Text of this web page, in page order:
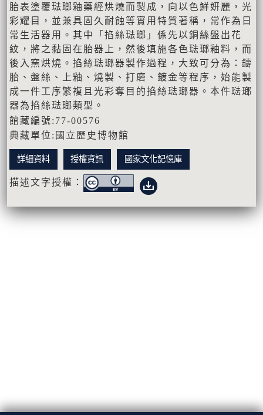
胎表塗覆琺瑯釉藥經烘燒而製成，向以色鮮妍麗，光
彩耀目，並兼具固久耐蝕等實用特質著稱，常作為日
常生活器用。其中「掐絲琺瑯」係先以銅絲盤出花
紋，將之黏固在胎器上，然後填施各色琺瑯釉料，而
後入窯烘燒。掐絲琺瑯器製作過程，大致可分為：鑄
胎、盤絲、上釉、燒製、打磨、鍍金等程序，始能製
成一件工序繁複且光彩奪目的掐絲琺瑯器。本件琺瑯
器為掐絲琺瑯類型。
館藏編號:77-00576
典藏單位:國立歷史博物館
詳細資料 授權資訊 國家文化記憶庫
描述文字授權：